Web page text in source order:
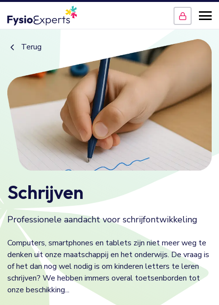
Terug
Schrijven
Professionele aandacht voor schrijfontwikkeling
Computers, smartphones en tablets zijn niet meer weg te
denken uit onze maatschappij en het onderwijs. De vraag is
of het dan nog wel nodig is om kinderen letters te leren
schrijven? We hebben immers overal toetsenborden tot
onze beschikking...